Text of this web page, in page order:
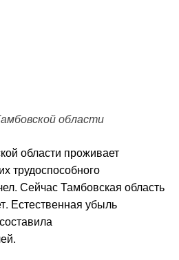
области
области проживает
трудоспособного
Сейчас Тамбовская область
Естественная убыль